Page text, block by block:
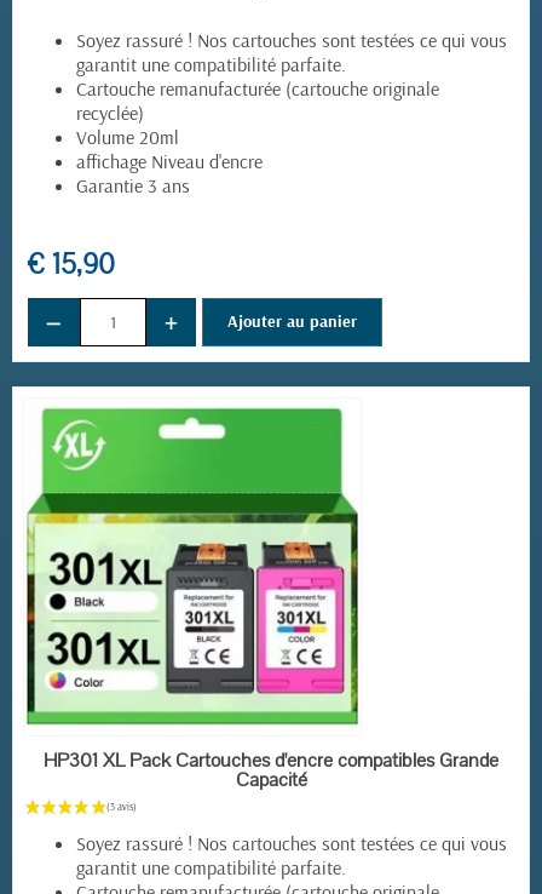
Soyez rassuré ! Nos cartouches sont testées ce qui vous
garantit une compatibilité parfaite.
Cartouche remanufacturée (cartouche originale
recyclée)
Volume 20ml
affichage Niveau d'encre
Garantie 3 ans
€ 15,90
− + Ajouter au panier
EN STOCK
HP301 XL Pack Cartouches d'encre compatibles Grande
Capacité
Soyez rassuré ! Nos cartouches sont testées ce qui vous
garantit une compatibilité parfaite.